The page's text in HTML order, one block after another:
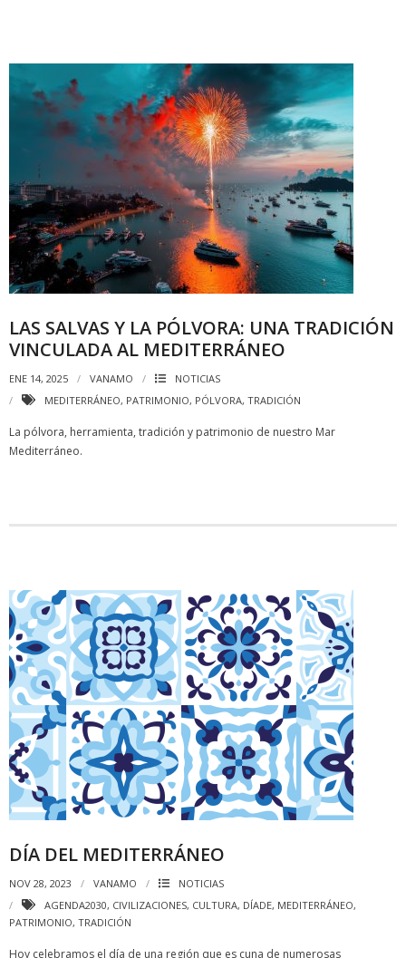
LAS SALVAS Y LA PÓLVORA: UNA TRADICIÓN
VINCULADA AL MEDITERRÁNEO
ENE 14, 2025 VANAMO
NOTICIAS
MEDITERRÁNEO, PATRIMONIO, PÓLVORA, TRADICIÓN
La pólvora, herramienta, tradición y patrimonio de nuestro Mar
Mediterráneo.
DÍA DEL MEDITERRÁNEO
NOV 28, 2023 VANAMO
NOTICIAS
AGENDA2030, CIVILIZACIONES, CULTURA, DÍADE, MEDITERRÁNEO,
PATRIMONIO, TRADICIÓN
Hoy celebramos el día de una región que es cuna de numerosas